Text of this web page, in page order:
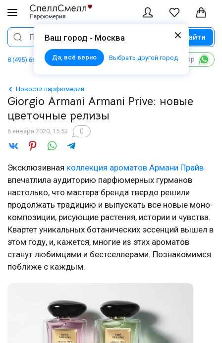
Ваш город - Москва
Да, всё верно Выбрать другой город
Поиск Найти
8 (495) 668 06 02 Написать в WhatsApp
Новости парфюмерии
Giorgio Armani Armani Prive: новые
цветочные релизы
6 января 2020, 15:53 0
Эксклюзивная коллекция ароматов Армани Прайв
впечатлила аудиторию парфюмерных гурманов
настолько, что мастера бренда твердо решили
продолжать традицию и выпускать все новые моно-
композиции, рисующие растения, истории и чувства.
Квартет уникальных ботанических эссенций вышел в
этом году, и, кажется, многие из этих ароматов
станут любимцами и бестселлерами. Познакомимся
поближе с каждым.